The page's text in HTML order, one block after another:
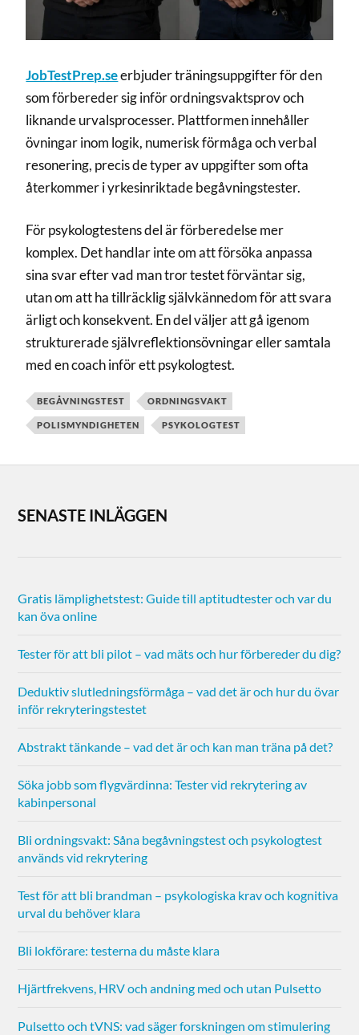
JobTestPrep.seerbjuder träningsuppgifter för den
som förbereder sig inför ordningsvaktsprov och
liknande urvalsprocesser. Plattformen innehåller
övningar inom logik, numerisk förmåga och verbal
resonering, precis de typer av uppgifter som ofta
återkommer i yrkesinriktade begåvningstester.
För psykologtestens del är förberedelse mer
komplex. Det handlar inte om att försöka anpassa
sina svar efter vad man tror testet förväntar sig,
utan om att ha tillräcklig självkännedom för att svara
ärligt och konsekvent. En del väljer att gå igenom
strukturerade självreflektionsövningar eller samtala
med en coach inför ett psykologtest.
BEGÅVNINGSTEST ORDNINGSVAKT
POLISMYNDIGHETEN PSYKOLOGTEST
SENASTE INLÄGGEN
Gratis lämplighetstest: Guide till aptitudtester och var du
kan öva online
Tester för att bli pilot – vad mäts och hur förbereder du dig?
Deduktiv slutledningsförmåga – vad det är och hur du övar
inför rekryteringstestet
Abstrakt tänkande – vad det är och kan man träna på det?
Söka jobb som flygvärdinna: Tester vid rekrytering av
kabinpersonal
Bli ordningsvakt: Såna begåvningstest och psykologtest
används vid rekrytering
Test för att bli brandman – psykologiska krav och kognitiva
urval du behöver klara
Bli lokförare: testerna du måste klara
Hjärtfrekvens, HRV och andning med och utan Pulsetto
Pulsetto och tVNS: vad säger forskningen om stimulering